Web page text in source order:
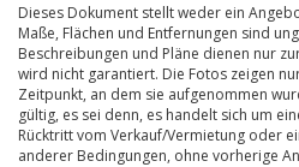
Dieses Dokument stellt weder ein
Maße, Flächen und Entfernungen sind
Beschreibungen und Pläne dienen nur
wird nicht garantiert. Die Fotos zeigen
Zeitpunkt, an dem sie aufgenommen
gültig, es sei denn, es handelt sich um
Rücktritt vom Verkauf/Vermietung oder
anderer Bedingungen, ohne vorherige